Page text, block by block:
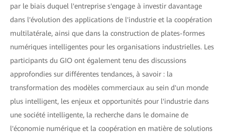
par le biais duquel l'entreprise s'engage à investir davantage
dans l'évolution des applications de l'industrie et la coopération
multilatérale, ainsi que dans la construction de plates-formes
numériques intelligentes pour les organisations industrielles. Les
participants du GIO ont également tenu des discussions
approfondies sur différentes tendances, à savoir : la
transformation des modèles commerciaux au sein d'un monde
plus intelligent, les enjeux et opportunités pour l'industrie dans
une société intelligente, la recherche dans le domaine de
l'économie numérique et la coopération en matière de solutions